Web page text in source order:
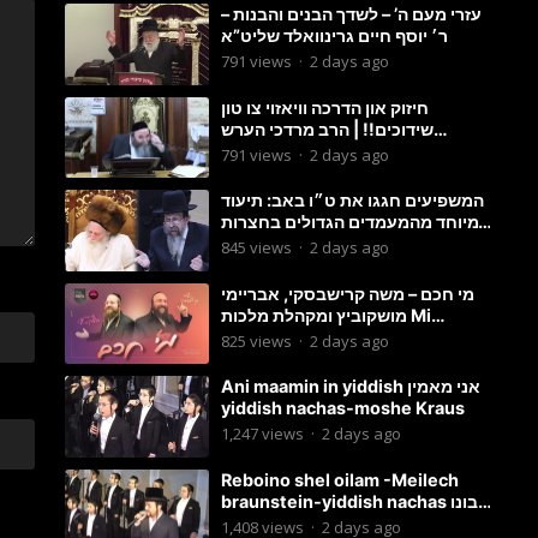
עזרי מעם ה’ – לשדך הבנים והבנות –
ר׳ יוסף חיים גרינוואלד שליט”א
791 views · 2 days ago
חיזוק און הדרכה וויאזוי צו טון
שידוכים!! | הרב מרדכי הערש
שפיצער
791 views · 2 days ago
המשפיעים חגגו את ט״ו באב: תיעוד
מיוחד מהמעמדים הגדולים בחצרות
האדמו״ר מסטוטשין והגרי״מ
845 views · 2 days ago
מי חכם – משה קרישבסקי, אבריימי
מושקוביץ ומקהלת מלכות Mi
Chacham I
825 views · 2 days ago
Ani maamin in yiddish אני מאמין
yiddish nachas-moshe Kraus
1,247views · 2 days ago
Reboino shel oilam -Meilech
braunstein-yiddish nachas רבונו
של עולם
1,408views · 2 days ago